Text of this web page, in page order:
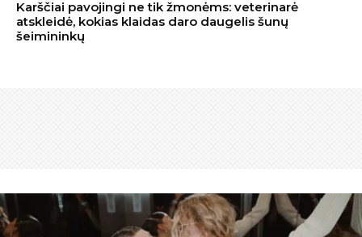
Karščiai pavojingi ne tik žmonėms: veterinarė
atskleidė, kokias klaidas daro daugelis šunų
šeimininkų